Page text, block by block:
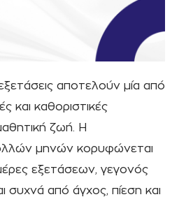
αποτελούν μία από
και καθοριστικές
ζωή. Η
μηνών κορυφώνεται
εξετάσεων, γεγονός
συχνά από άγχος, πίεση και